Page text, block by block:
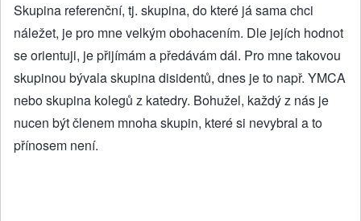
Skupina referenční, tj. skupina, do které já sama chci
náležet, je pro mne velkým obohacením. Dle jejích hodnot
se orientuji, je přijímám a předávám dál. Pro mne takovou
skupinou bývala skupina disidentů, dnes je to např. YMCA
nebo skupina kolegů z katedry. Bohužel, každý z nás je
nucen být členem mnoha skupin, které si nevybral a to
přínosem není.